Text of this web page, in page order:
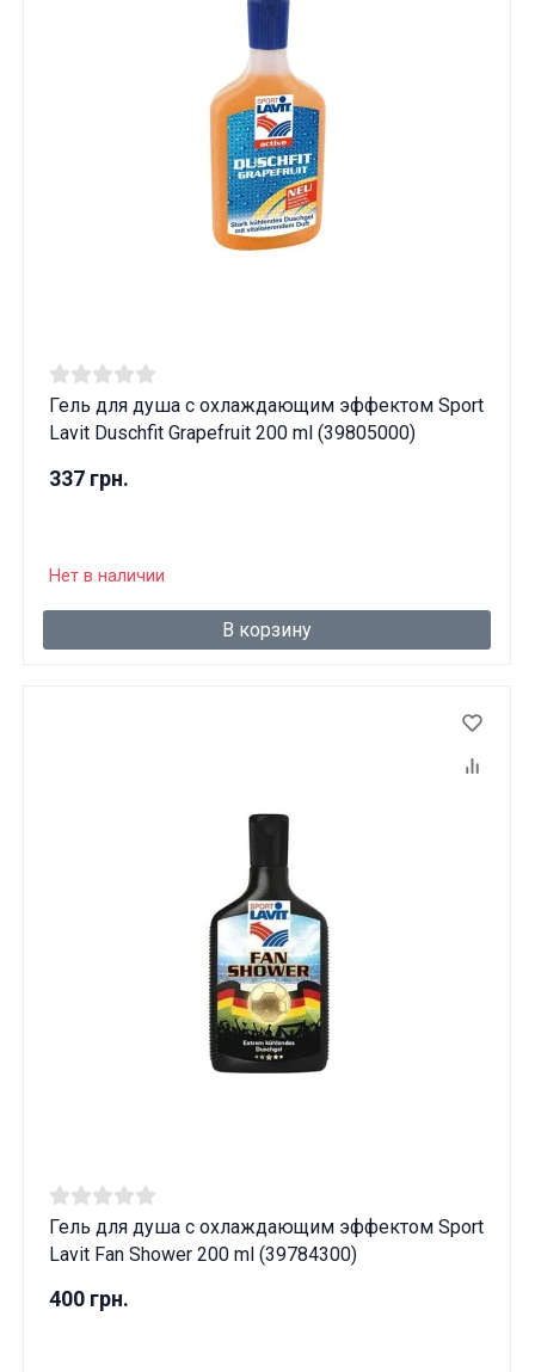
Гель для душа с охлаждающим эффектом Sport
Lavit Duschfit Grapefruit 200 ml (39805000)
337 грн.
Нет в наличии
В корзину
Гель для душа с охлаждающим эффектом Sport
Lavit Fan Shower 200 ml (39784300)
400 грн.